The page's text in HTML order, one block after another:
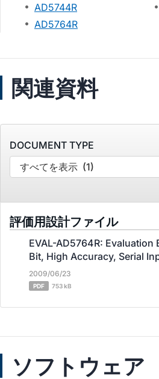
AD5744R
AD5764R
関連資料
DOCUMENT TYPE
すべてを表示 (1)
評価用設計ファイル
EVAL-AD5764R: Evaluation
Bit, High Accuracy, Serial
2009/06/23
PDF 753 kB
ソフトウェア